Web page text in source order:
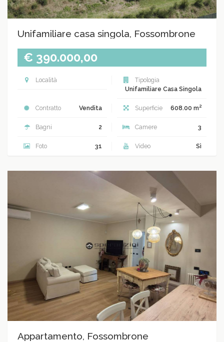
Unifamiliare casa singola, Fossombrone
€ 390.000,00
Località
Tipologia
Unifamiliare Casa Singola
Contratto Vendita Superficie 608.00 m2
Bagni 2 Camere 3
Foto 31 Video Sì
Appartamento, Fossombrone